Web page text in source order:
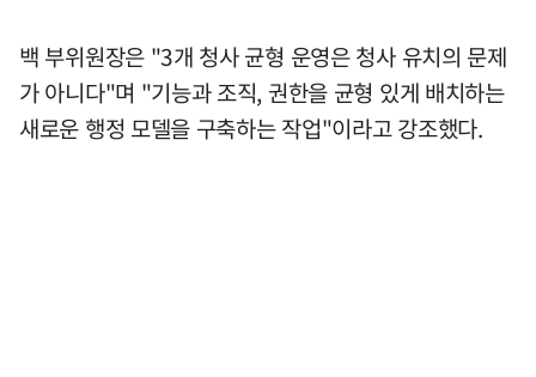
백 부위원장은 "3개 청사 균형 운영은 청사 유치의 문제
가 아니다"며 "기능과 조직, 권한을 균형 있게 배치하는
새로운 행정 모델을 구축하는 작업"이라고 강조했다.